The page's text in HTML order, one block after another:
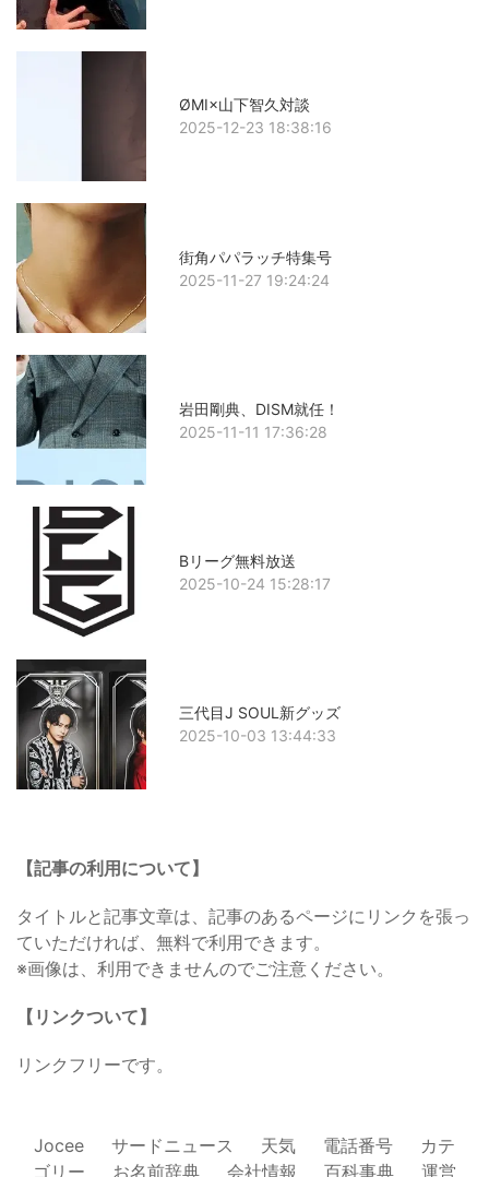
ØMI×山下智久対談
2025-12-23 18:38:16
街角パパラッチ特集号
2025-11-27 19:24:24
岩田剛典、DISM就任！
2025-11-11 17:36:28
Bリーグ無料放送
2025-10-24 15:28:17
三代目J SOUL新グッズ
2025-10-03 13:44:33
【記事の利用について】
タイトルと記事文章は、記事のあるページにリンクを張っ
ていただければ、無料で利用できます。
※画像は、利用できませんのでご注意ください。
【リンクついて】
リンクフリーです。
Jocee サードニュース 天気 電話番号
カテ
ゴリー
お名前辞典 会社情報 百科事典 運営